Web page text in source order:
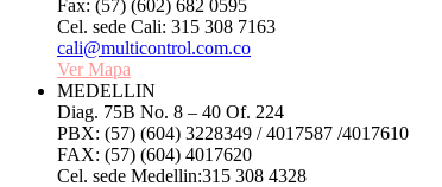
Fax: (57) (602) 682 0595
Cel. sede Cali: 315 308 7163
cali@multicontrol.com.co
Ver Mapa
MEDELLIN
Diag. 75B No. 8 – 40 Of. 224
PBX: (57) (604) 3228349 / 4017587 /4017610
FAX: (57) (604) 4017620
Cel. sede Medellin:315 308 4328